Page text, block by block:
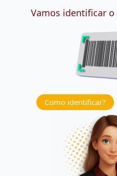
Vamos identificar
Como identificar?